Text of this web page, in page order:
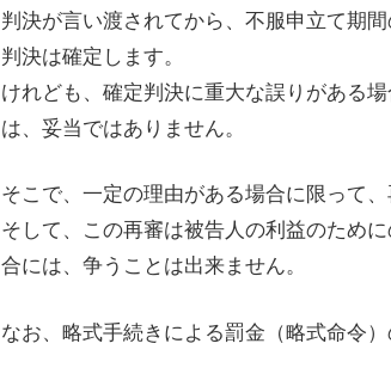
判決が言い渡されてから、不服申立て期
判決は確定します。
けれども、確定判決に重大な誤りがある
は、妥当ではありません。
そこで、一定の理由がある場合に限って
そして、この再審は被告人の利益のため
合には、争うことは出来ません。
なお、略式手続きによる罰金（略式命令